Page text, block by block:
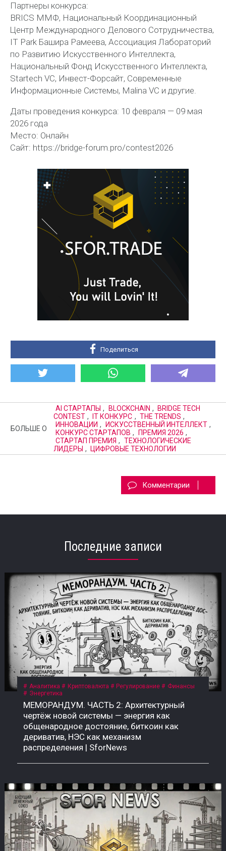
Партнеры конкурса:
BRICS ММФ, Национальный Координационный
Центр Международного Делового Сотрудничества,
IT Park Башира Рамеева, Ассоциация Лабораторий
по Развитию Искусственного Интеллекта,
Национальный Фонд Искусственного Интеллекта,
Startech VC, Инвест-Форсайт, Современные
Информационные Системы, Malina VC и другие.
Даты проведения конкурса: 10 февраля — 09 мая
2026 года
Место: Онлайн
Сайт: https://bridge-forum.pro/contest2026
Поделиться
БОЛЬШЕ О
AI СТАРТАПЫ , BLOCKCHAIN ,
BRIDGE TECH
CONTEST , IT КОНКУРС , THE TRENDS ,
ИННОВАЦИИ , ИСКУССТВЕННЫЙ ИНТЕЛЛЕКТ ,
КОНКУРС СТАРТАПОВ , ПРЕМИЯ 2026 ,
СТАРТАП ПРЕМИЯ , ТЕХНОЛОГИЧЕСКИЕ
ЛИДЕРЫ , ЦИФРОВЫЕ ТЕХНОЛОГИИ
Комментарии
Последние записи
Аналитика Криптовалюта Регулирование
Финансы
Энергетика
МЕМОРАНДУМ. ЧАСТЬ 2: Архитектурный
чертёж новой системы — энергия как
общенародное достояние, биткоин как
дериватив, НЭС как механизм
распределения | SforNews